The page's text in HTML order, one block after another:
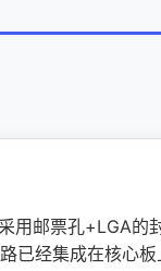
用邮票孔+LGA的
已经集成在核心板